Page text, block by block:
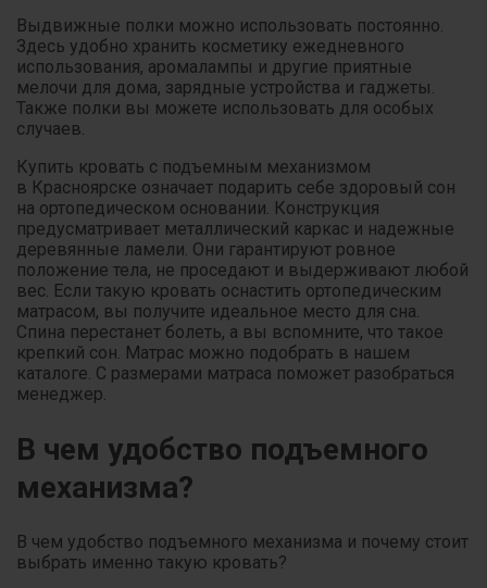
Выдвижные полки можно использовать постоянно.
Здесь удобно хранить косметику ежедневного
использования, аромалампы и другие приятные
мелочи для дома, зарядные устройства и гаджеты.
Также полки вы можете использовать для особых
случаев.
Купить кровать с подъемным механизмом
в Красноярске означает подарить себе здоровый сон
на ортопедическом основании. Конструкция
предусматривает металлический каркас и надежные
деревянные ламели. Они гарантируют ровное
положение тела, не проседают и выдерживают любой
вес. Если такую кровать оснастить ортопедическим
матрасом, вы получите идеальное место для сна.
Спина перестанет болеть, а вы вспомните, что такое
крепкий сон. Матрас можно подобрать в нашем
каталоге. С размерами матраса поможет разобраться
менеджер.
В чем удобство подъемного
механизма?
В чем удобство подъемного механизма и почему стоит
выбрать именно такую кровать?